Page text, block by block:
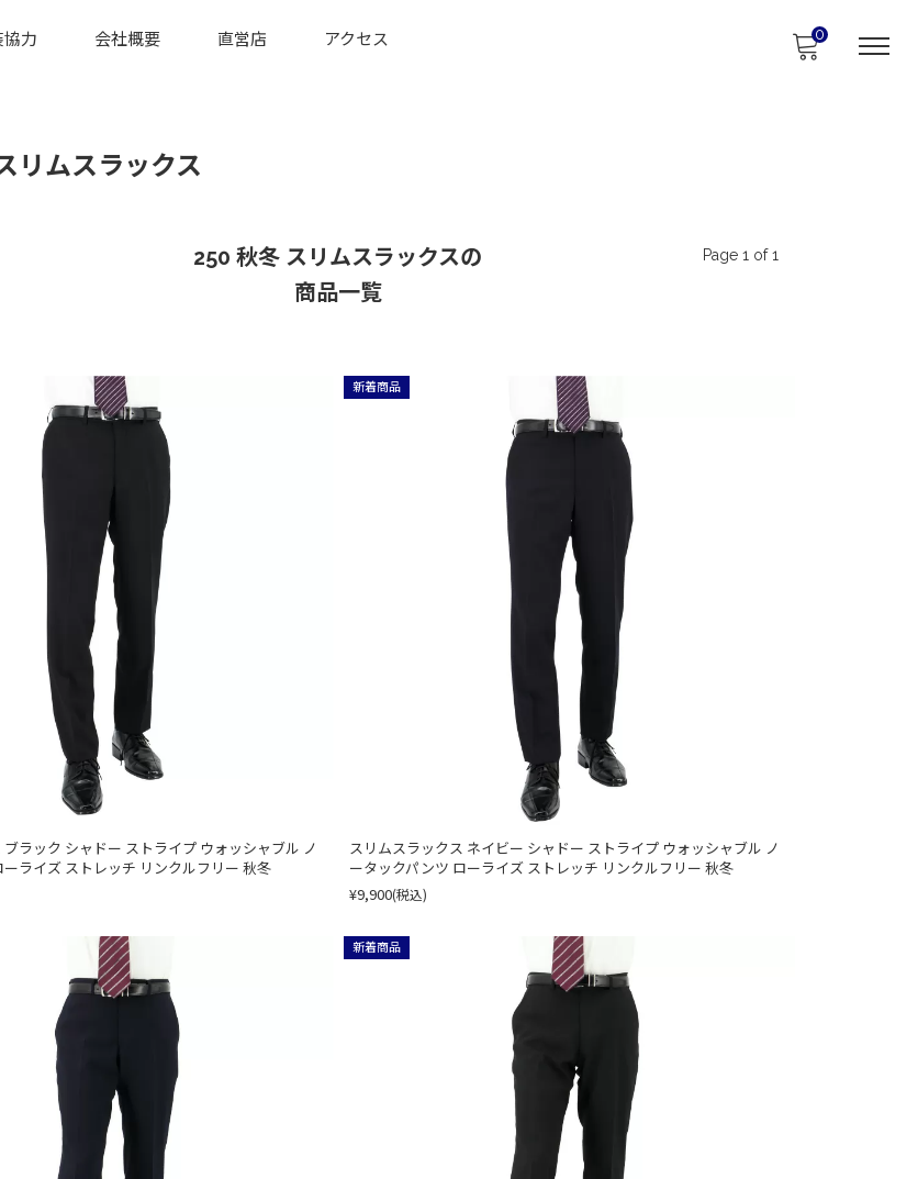
協力 会社概要 直営店 アクセス 0
リムスラックス
250 秋冬 スリムスラックスの
商品一覧
Page 1 of 1
ブラック シャドー ストライプ ウォッシャブル ノ
ライズ ストレッチ リンクルフリー 秋冬
新着商品
スリムスラックス ネイビー シャドー ストライプ ウォッシャブル ノ
ータックパンツ ローライズ ストレッチ リンクルフリー 秋冬
¥9,900(税込)
新着商品